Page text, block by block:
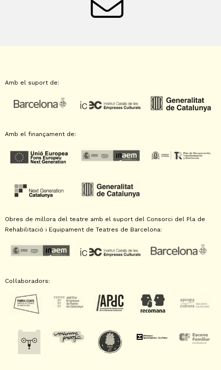
Amb el suport de:
Amb el finançament de:
Obres de millora del teatre amb el suport del Consorci del Pla de
Rehabilitació i Equipament de Teatres de Barcelona:
Col·laboradors: